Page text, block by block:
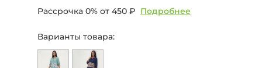
Рассрочка 0% от 450 ₽ Подробнее
Варианты товара: